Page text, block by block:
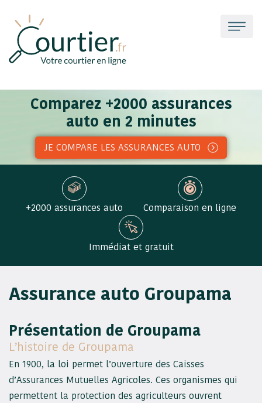
Comparez +2000 assurances
auto en 2 minutes
JE COMPARE LES ASSURANCES AUTO
+2000 assurances auto Comparaison en ligne
Immédiat et gratuit
Assurance auto Groupama
Présentation de Groupama
L’histoire de Groupama
En 1900, la loi permet l’ouverture des Caisses
d’Assurances Mutuelles Agricoles. Ces organismes qui
permettent la protection des agriculteurs ouvrent